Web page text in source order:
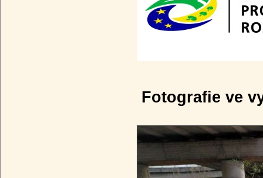
Fotografie ve